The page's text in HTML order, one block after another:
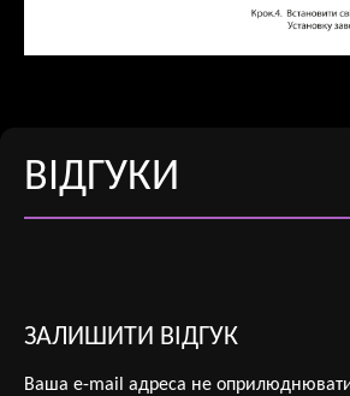
ВІДГУКИ
ЗАЛИШИТИ ВІДГУК
Ваша e-mail адреса не